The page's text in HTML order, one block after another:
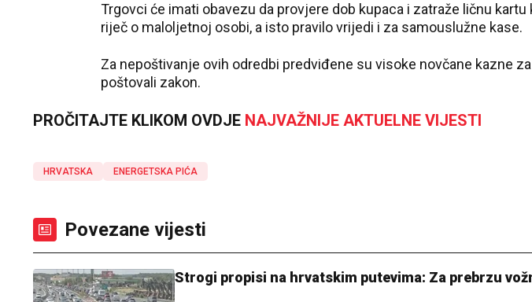
Trgovci će imati obavezu da provjere dob kupaca i zatraže ličnu
riječ o maloljetnoj osobi, a isto pravilo vrijedi i za samouslužne kase.
Za nepoštivanje ovih odredbi predviđene su visoke novčane kazne
poštovali zakon.
PROČITAJTE KLIKOM OVDJE NAJVAŽNIJE AKTUELNE VIJESTI
HRVATSKA ENERGETSKA PIĆA
Povezane vijesti
Strogi propisi na hrvatskim putevima: Za prebrzu